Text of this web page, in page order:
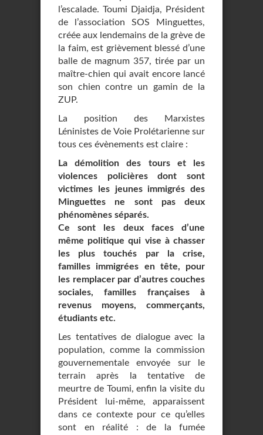
l’escalade. Toumi Djaidja, Président
de l’association SOS Minguettes,
créée aux lendemains de la grève de
la faim, est grièvement blessé d’une
balle de magnum 357, tirée par un
maître-chien qui avait encore lancé
son chien contre un gamin de la
ZUP.
La position des Marxistes
Léninistes de Voie Prolétarienne sur
tous ces évènements est claire :
La démolition des tours et les
violences policières dont sont
victimes les jeunes immigrés des
Minguettes ne sont pas deux
phénomènes séparés.
Ce sont les deux faces d’une
même politique qui vise à chasser
les plus touchés par la crise,
familles immigrées en tête, pour
les remplacer par d’autres couches
sociales, familles françaises à
revenus moyens, commerçants,
étudiants etc.
Les tentatives de dialogue avec la
population, comme la commission
gouvernementale envoyée sur le
terrain après la tentative de
meurtre de Toumi, enfin la visite du
Président lui-même, apparaissent
dans ce contexte pour ce qu’elles
sont en réalité : de la fumée